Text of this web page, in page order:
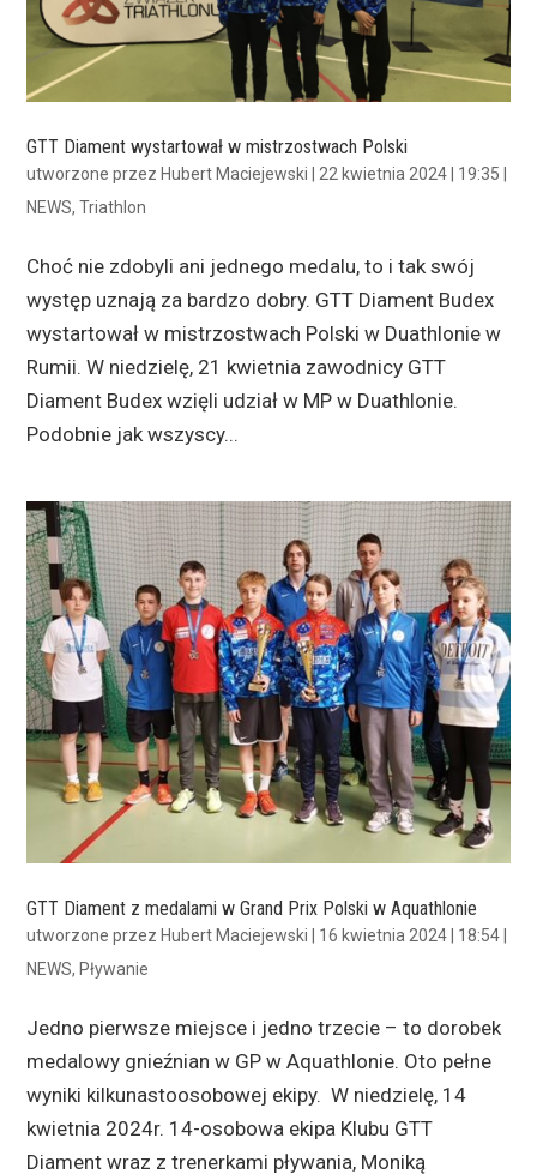
GTT Diament wystartował w mistrzostwach Polski
utworzone przez Hubert Maciejewski 22 kwietnia 2024 | 19:35
NEWS,Triathlon
Choć nie zdobyli ani jednego medalu, to i tak swój
występ uznają za bardzo dobry. GTT Diament Budex
wystartował w mistrzostwach Polski w Duathlonie w
Rumii. W niedzielę, 21 kwietnia zawodnicy GTT
Diament Budex wzięli udział w MP w Duathlonie.
Podobnie jak wszyscy...
GTT Diament z medalami w Grand Prix Polski w Aquathlonie
utworzone przez Hubert Maciejewski 16 kwietnia 2024 | 18:54
NEWS, Pływanie
Jedno pierwsze miejsce i jedno trzecie – to dorobek
medalowy gnieźnian w GP w Aquathlonie. Oto pełne
wyniki kilkunastoosobowej ekipy. W niedzielę, 14
kwietnia 2024r. 14-osobowa ekipa Klubu GTT
Diament wraz z trenerkami pływania, Moniką